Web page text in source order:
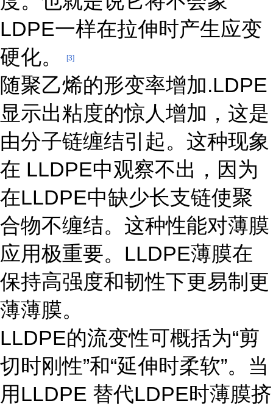
LDPE一样在拉伸时产生应变
硬化。
[3]
随聚乙烯的形变率增加.LDPE
显示出粘度的惊人增加，这是
由分子链缠结引起。这种现象
在 LLDPE中观察不出，因为
在LLDPE中缺少长支链使聚
合物不缠结。这种性能对薄膜
应用极重要。LLDPE薄膜在
保持高强度和韧性下更易制更
薄薄膜。
LLDPE的流变性可概括为“剪
切时刚性”和“延伸时柔软”。当
用LLDPE 替代LDPE时薄膜挤